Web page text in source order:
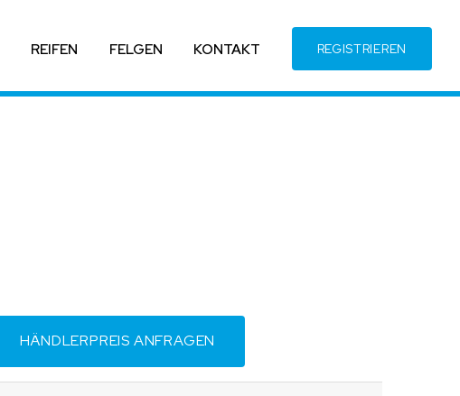
REIFEN FELGEN KONTAKT REGISTRIEREN
HÄNDLERPREIS ANFRAGEN